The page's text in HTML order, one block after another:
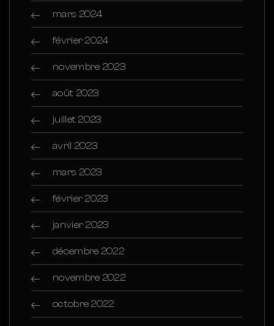
mars 2024
février 2024
novembre 2023
août 2023
juillet 2023
avril 2023
mars 2023
février 2023
janvier 2023
décembre 2022
novembre 2022
octobre 2022